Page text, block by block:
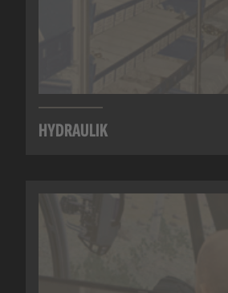
HYDRAULIK